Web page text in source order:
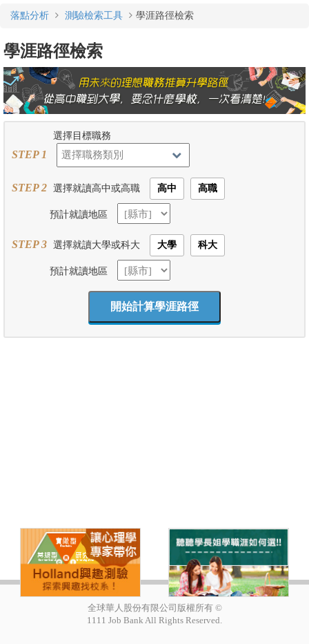
落點分析 測驗檢索工具 學涯路徑檢索
學涯路徑檢索
STEP 1
選擇目標職務
STEP 2 選擇就讀高中或高職 高中 高職
預計就讀地區
STEP 3 選擇就讀大學或科大 大學 科大
預計就讀地區
開始計算學涯路徑
全球華人股份有限公司版權所有 ©
1111 Job Bank All Rights Reserved.